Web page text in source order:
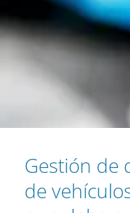
Demo
Gestión de
de